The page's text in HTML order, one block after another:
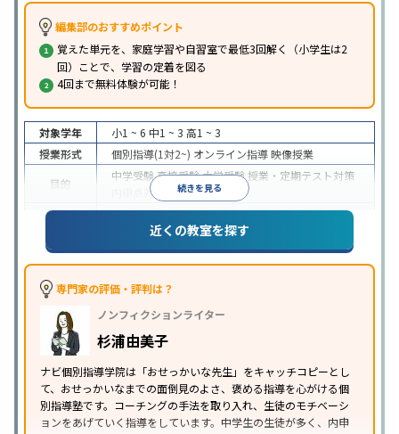
編集部のおすすめポイント
覚えた単元を、家庭学習や自習室で最低3回解く（小学生は2
回）ことで、学習の定着を図る
4回まで無料体験が可能！
続きを見る
対象学年 小1 ~ 6 中1 ~ 3 高1 ~ 3
授業形式
個別指導(1対2~) オンライン指導映像授業
目的
中学受験高校受験大学受験 授業・定期テスト対策
内申点対策
学習習慣の定着
成績保証制度あり授業の振替可能オンライン対応
1科目から受講可能季節講習のみの受講可
※2023年3月調査。小学校高学年の個別指導塾アンケート調査方法を参
近くの教室を探す
専門家の評価・評判は？
ノンフィクションライター
杉浦由美子
ナビ個別指導学院は「おせっかいな先生」をキャッチコピーとし
て、おせっかいなまでの面倒見のよさ、褒める指導を心がける個
別指導塾です。コーチングの手法を取り入れ、生徒のモチベーシ
ョンをあげていく指導をしています。中学生の生徒が多く、内申